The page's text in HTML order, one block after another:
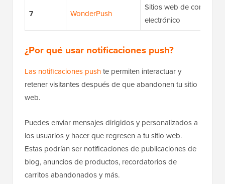
7 WonderPush
Sitios web de comercio
electrónico
¿Por qué usar notificaciones push?
Las notificaciones pushte permiten interactuar y
retener visitantes después de que abandonen tu sitio
web.
Puedes enviar mensajes dirigidos y personalizados a
los usuarios y hacer que regresen a tu sitio web.
Estas podrían ser notificaciones de publicaciones de
blog, anuncios de productos, recordatorios de
carritos abandonados y más.